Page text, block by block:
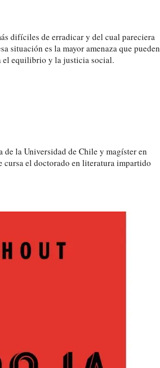
difíciles de erradicar y del cual pareciera
situación es la mayor amenaza que pueden
el equilibrio y la justicia social.
la Universidad de Chile y magíster en
el doctorado en literatura impartido